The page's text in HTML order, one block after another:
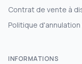
Contrat de vente à
Politique
INFORMATIONS